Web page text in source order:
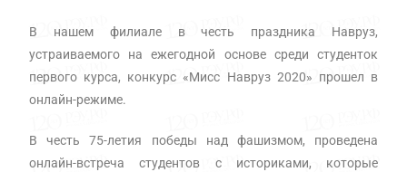
В нашем филиале в честь праздника Навруз,
устраиваемого на ежегодной основе среди студенток
первого курса, конкурс «Мисс Навруз 2020» прошел в
онлайн-режиме.
В честь 75-летия победы над фашизмом, проведена
онлайн-встреча студентов с историками, которые